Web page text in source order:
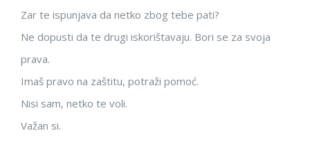
Zar te ispunjava da netko zbog tebe pati?
Ne dopusti da te drugi iskorištavaju. Bori se za svoja
prava.
Imaš pravo na zaštitu, potraži pomoć.
Nisi sam, netko te voli.
Važan si.